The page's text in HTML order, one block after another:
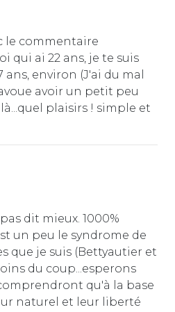
le commentaire
qui ai 22 ans, je te suis
environ (J'ai du mal
avoir un petit peu
plaisirs ! simple et
dit mieux. 1000%
un peu le syndrome de
que je suis (Bettyautier et
du coup...esperons
qu'à la base
naturel et leur liberté